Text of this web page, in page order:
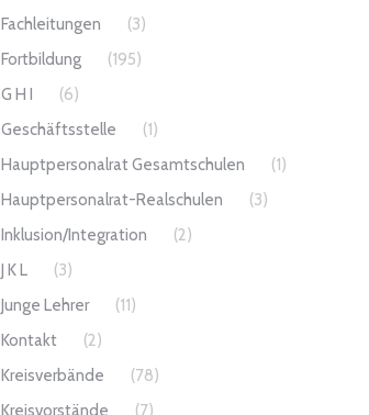
Fachleitungen
(3)
Fortbildung
(195)
G H I
(6)
Geschäftsstelle
(1)
Hauptpersonalrat Gesamtschulen
(1)
Hauptpersonalrat-Realschulen
(3)
Inklusion/Integration
(2)
J K L
(3)
Junge Lehrer
(11)
Kontakt
(2)
Kreisverbände
(78)
Kreisvorstände
(7)